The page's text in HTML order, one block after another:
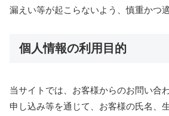
漏えい等が起こらないよう、慎重かつ
個人情報の利用目的
当サイトでは、お客様からのお問い合
申し込み等を通じて、お客様の氏名、